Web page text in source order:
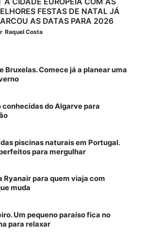
FESTAS DE NATAL JÁ
AS DATAS PARA 2026
Raquel Costa
Bruxelas. Comece já a planear uma
conhecidas do Algarve para
piscinas naturais em Portugal.
para mergulhar
Ryanair para quem viaja com
muda
Um pequeno paraíso fica no
para relaxar